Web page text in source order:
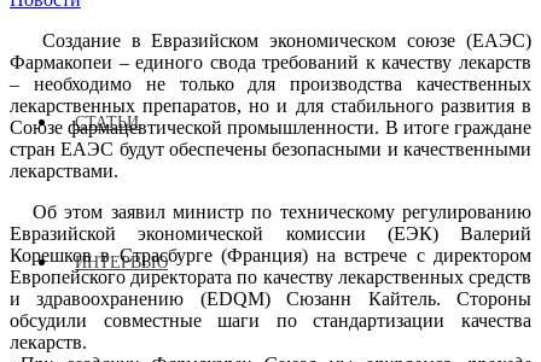
СТАТЬИ
ИНТЕРВЬЮ
Создание в Евразийском экономическом союзе (ЕАЭС)
Фармакопеи – единого свода требований к качеству лекарств
– необходимо не только для производства качественных
лекарственных препаратов, но и для стабильного развития в
Союзе фармацевтической промышленности. В итоге граждане
стран ЕАЭС будут обеспечены безопасными и качественными
лекарствами.
Об этом заявил министр по техническому регулированию
Евразийской экономической комиссии (ЕЭК) Валерий
Корешков в Страсбурге (Франция) на встрече с директором
Европейского директората по качеству лекарственных средств
и здравоохранению (EDQM) Сюзанн Кайтель. Стороны
обсудили совместные шаги по стандартизации качества
лекарств.